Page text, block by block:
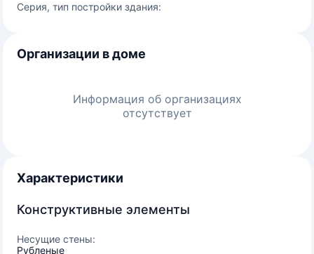
Серия, тип постройки здания:
Организации в доме
Информация об организациях
отсутствует
Характеристики
Конструктивные элементы
Несущие стены:
Рубленые